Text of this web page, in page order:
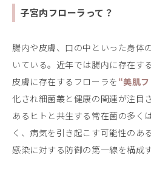
子宮内フローラって？
腸内や皮膚、口の中といった身体
いている。近年では腸内に存在す
皮膚に存在するフローラを “美肌
化され細菌叢と健康の関連が注目
あるヒトと共生する常在菌の多く
く、病気を引き起こす可能性のあ
感染に対する防御の第一線を構成